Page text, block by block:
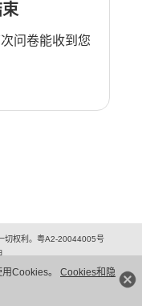
Cookies。 Cookies和隐
问卷能收到您
切权利。粤A2-20044005号